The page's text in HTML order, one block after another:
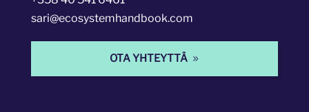
sari@ecosystemhandbook.com
OTA YHTEYTTÄ